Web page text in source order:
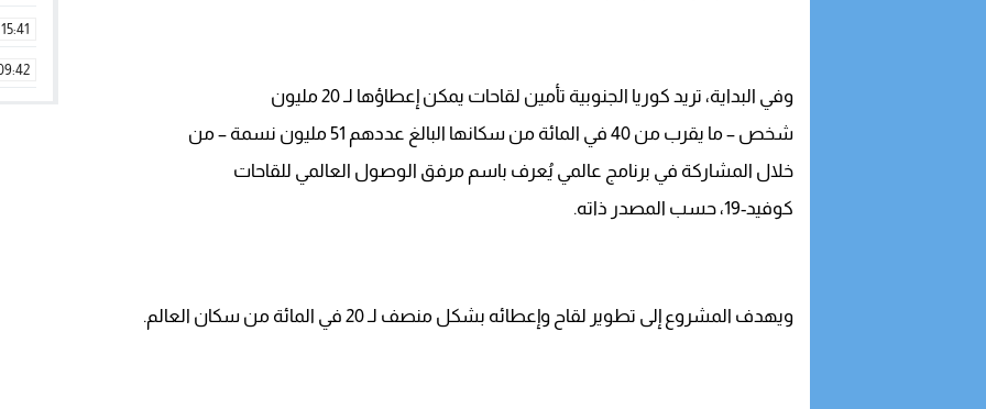
وفي البداية، تريد كوريا الجنوبية تأمين لقاحات يمكن إعطاؤها لـ 20 مليون
شخص – ما يقرب من 40 في المائة من سكانها البالغ عددهم 51 مليون نسمة – من
خلال المشاركة في برنامج عالمي يُعرف باسم مرفق الوصول العالمي للقاحات
كوفيد-19، حسب المصدر ذاته.
ويهدف المشروع إلى تطوير لقاح وإعطائه بشكل منصف لـ 20 في المائة من سكان العالم.
15:41